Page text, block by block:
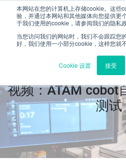
本网站在您的计算机上存储cookie。这些
验，并通过本网站和其他媒体向您提供更
于我们使用的cookie，请参阅我们的隐私政
当您访问我们的网站时，我们不会跟踪您
好，我们使用一小部分cookie，这样您就
Cookie 设置 接受
视频：ATAM cobot
测试